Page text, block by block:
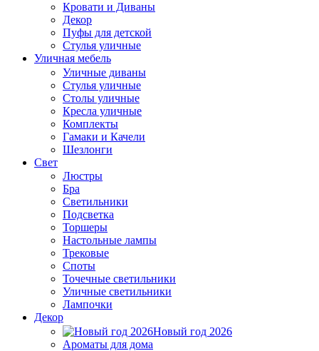
Кровати и Диваны
Декор
Пуфы для детской
Стулья уличные
Уличная мебель
Уличные диваны
Стулья уличные
Столы уличные
Кресла уличные
Комплекты
Гамаки и Качели
Шезлонги
Свет
Люстры
Бра
Светильники
Подсветка
Торшеры
Настольные лампы
Трековые
Споты
Точечные светильники
Уличные светильники
Лампочки
Декор
Новый год 2026
Ароматы для дома